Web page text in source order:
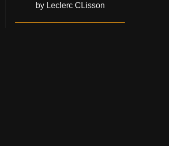
by Leclerc CLisson